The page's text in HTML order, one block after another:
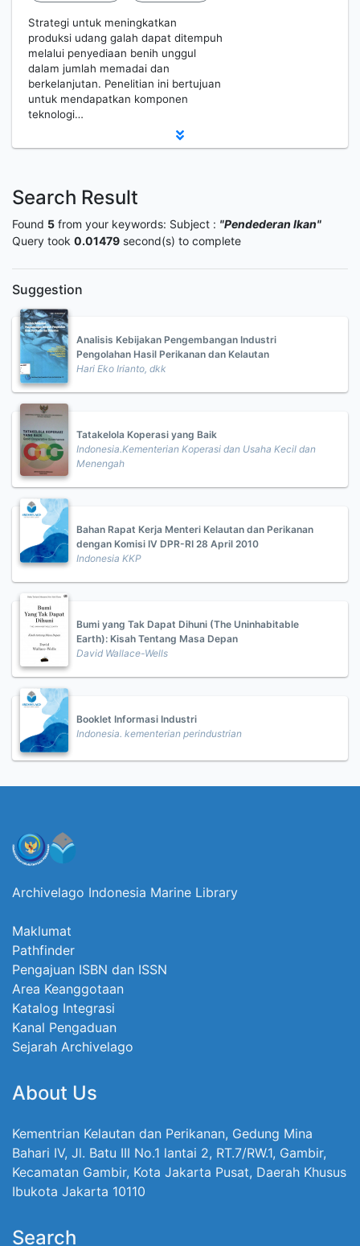
Strategi untuk meningkatkan
produksi udang galah dapat ditempuh
melalui penyediaan benih unggul
dalam jumlah memadai dan
berkelanjutan. Penelitian ini bertujuan
untuk mendapatkan komponen
teknologi…
Search Result
Found 5 from your keywords: Subject : "Pendederan Ikan"
Query took 0.01479 second(s) to complete
Suggestion
Analisis Kebijakan Pengembangan Industri
Pengolahan Hasil Perikanan dan Kelautan
Hari Eko Irianto, dkk
Tatakelola Koperasi yang Baik
Indonesia.Kementerian Koperasi dan Usaha Kecil dan
Menengah
Bahan Rapat Kerja Menteri Kelautan dan Perikanan
dengan Komisi IV DPR-RI 28 April 2010
Indonesia KKP
Bumi yang Tak Dapat Dihuni (The Uninhabitable
Earth): Kisah Tentang Masa Depan
David Wallace-Wells
Booklet Informasi Industri
Indonesia. kementerian perindustrian
Archivelago Indonesia Marine Library
Maklumat
Pathfinder
Pengajuan ISBN dan ISSN
Area Keanggotaan
Katalog Integrasi
Kanal Pengaduan
Sejarah Archivelago
About Us
Kementrian Kelautan dan Perikanan, Gedung Mina
Bahari IV, Jl. Batu III No.1 lantai 2, RT.7/RW.1, Gambir,
Kecamatan Gambir, Kota Jakarta Pusat, Daerah Khusus
Ibukota Jakarta 10110
Search